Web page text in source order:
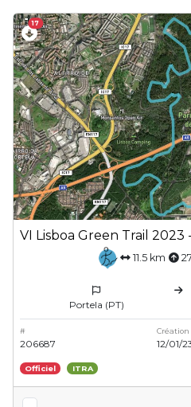
17
VI Lisboa Green Trail 2023
11.5 km
Portela (PT)
#
206687
Création
12/01/
Officiel ITRA